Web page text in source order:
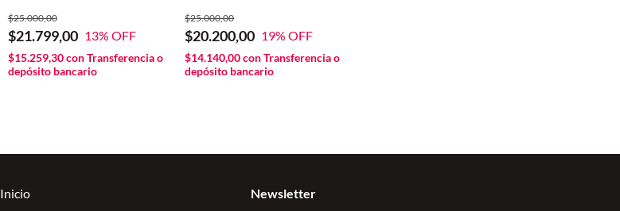
$21.799,00
$25.000,00
13% OFF
$15.259,30conTransferencia o
depósito bancario
$20.200,00
$25.000,00
19% OFF
$14.140,00conTransferencia o
depósito bancario
Inicio Newsletter